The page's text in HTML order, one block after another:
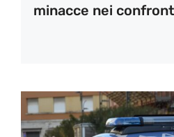
minacce nei